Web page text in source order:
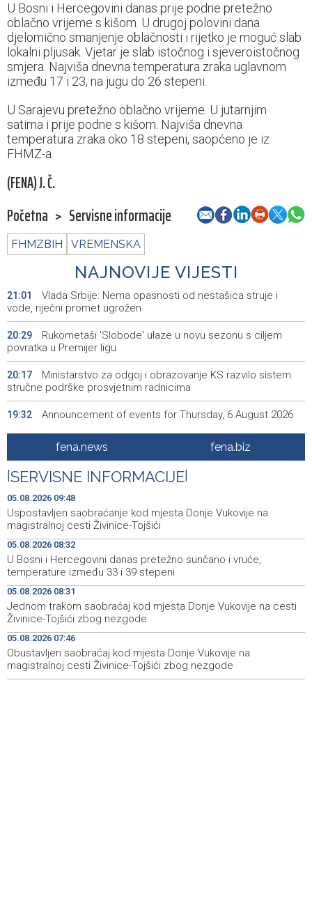
U Bosni i Hercegovini danas prije podne pretežno
oblačno vrijeme s kišom. U drugoj polovini dana
djelomično smanjenje oblačnosti i rijetko je moguć slab
lokalni pljusak. Vjetar je slab istočnog i sjeveroistočnog
smjera. Najviša dnevna temperatura zraka uglavnom
između 17 i 23, na jugu do 26 stepeni.
U Sarajevu pretežno oblačno vrijeme. U jutarnjim
satima i prije podne s kišom. Najviša dnevna
temperatura zraka oko 18 stepeni, saopćeno je iz
FHMZ-a.
(FENA) J. Č.
Početna > Servisne informacije
FHMZBIH VREMENSKA
NAJNOVIJE VIJESTI
21:01
Vlada Srbije: Nema opasnosti od nestašica struje i
vode, riječni promet ugrožen
20:29
Rukometaši 'Slobode' ulaze u novu sezonu s ciljem
povratka u Premijer ligu
20:17
Ministarstvo za odgoj i obrazovanje KS razvilo sistem
stručne podrške prosvjetnim radnicima
19:32 Announcement of events for Thursday, 6 August 2026
Rise in electric scooter injuries among children; Biloš:
Head and facial injuries most common
19:25
Ministarstvo saobraćaja KS: Uskoro javna nabavka za
obnovu mosta u ulici Ive Andrića
19:15
Pomozi.ba pomaže Gazi - Od početka 2026. podijeljeno
40.000 toplih obroka, u augustu nove aktivnosti
19:12
Conference on representation of constituent peoples
and Others in BiH institutions on August 7
19:12
'Šetnica kulture' nastavljena modnom revijom i
predstavljanjem kozmetike
19:05
Prosecutor's Office indicts former Court of BiH
employee for alleged embezzlement
fena.news fena.biz
SERVISNE INFORMACIJE
05.08.2026 09:48
Uspostavljen saobraćanje kod mjesta Donje Vukovije na
magistralnoj cesti Živinice-Tojšići
05.08.2026 08:32
U Bosni i Hercegovini danas pretežno sunčano i vruće,
temperature između 33 i 39 stepeni
05.08.2026 08:31
Jednom trakom saobraćaj kod mjesta Donje Vukovije na cesti
Živinice-Tojšići zbog nezgode
05.08.2026 07:46
Obustavljen saobraćaj kod mjesta Donje Vukovije na
magistralnoj cesti Živinice-Tojšići zbog nezgode